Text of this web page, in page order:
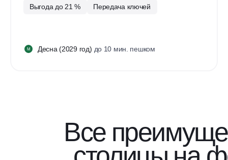
Выгода до 21 % Передача ключей
М Десна(2029 год) до 10 мин. пешком
Все